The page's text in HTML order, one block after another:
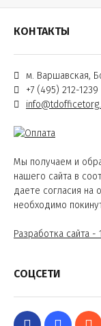
КОНТАКТЫ
м. Варшавская,
+7 (495) 212-1239
Мы получаем и
нашего сайта в
даете согласия на
необходимо
Разработка сайта -
СОЦСЕТИ